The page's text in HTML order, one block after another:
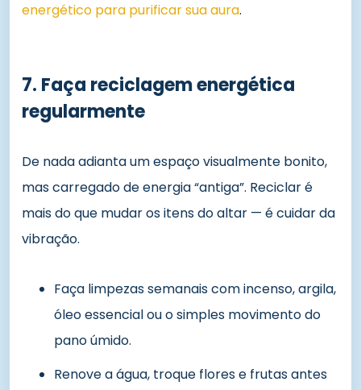
energético para purificar sua aura.
7. Faça reciclagem energética
regularmente
De nada adianta um espaço visualmente bonito,
mas carregado de energia “antiga”. Reciclar é
mais do que mudar os itens do altar — é cuidar da
vibração.
Faça limpezas semanais com incenso, argila,
óleo essencial ou o simples movimento do
pano úmido.
Renove a água, troque flores e frutas antes